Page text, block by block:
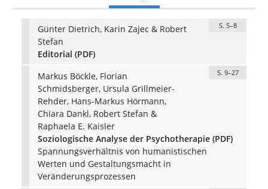
Günter Dietrich, Karin Zajec & Robert
Stefan
S. 5–8
Editorial (PDF)
Markus Böckle, Florian
Schmidsberger, Ursula Grillmeier-
Rehder, Hans-Markus Hörmann,
Chiara Dankl, Robert Stefan &
Raphaela E. Kaisler
S. 9–27
Soziologische Analyse der Psychotherapie (PDF)
Spannungsverhältnis von humanistischen
Werten und Gestaltungsmacht in
Veränderungsprozessen